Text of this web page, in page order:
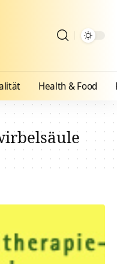
Health & Food